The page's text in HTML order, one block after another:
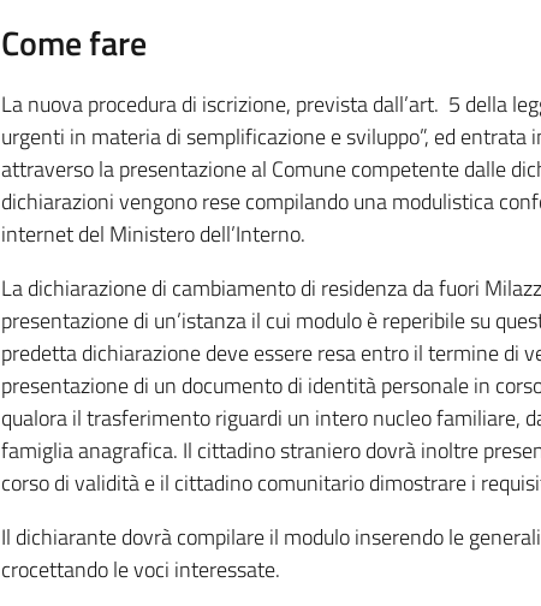
Come fare
La nuova procedura di iscrizione, prevista dall’art. 5 della
urgenti in materia di semplificazione e sviluppo”, ed
attraverso la presentazione al Comune competente dalle
dichiarazioni vengono rese compilando una modulistica
internet del Ministero dell’Interno.
La dichiarazione di cambiamento di residenza da fuori
presentazione di un’istanza il cui modulo è reperibile su
predetta dichiarazione deve essere resa entro il termine di
presentazione di un documento di identità personale in
qualora il trasferimento riguardi un intero nucleo familiare,
famiglia anagrafica. Il cittadino straniero dovrà inoltre
corso di validità e il cittadino comunitario dimostrare i
Il dichiarante dovrà compilare il modulo inserendo le
crocettando le voci interessate.